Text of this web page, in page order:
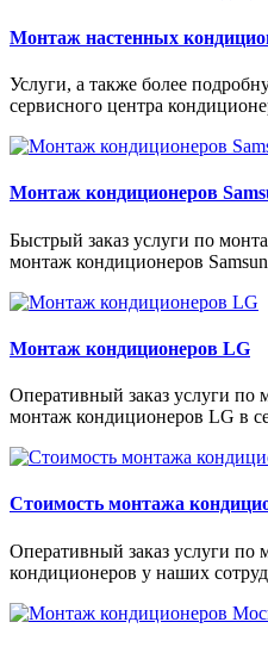
Монтаж настенных
Услуги, а также более
сервисного центра
Монтаж кондиционеров
Быстрый заказ услуги по
монтаж кондиционеров
Монтаж кондиционеров LG
Оперативный заказ услуги
монтаж кондиционеров LG в
Стоимость монтажа
Оперативный заказ услуги
кондиционеров у наших